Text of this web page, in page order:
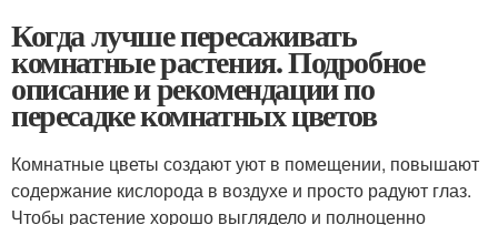
Когда лучше пересаживать
комнатные растения. Подробное
описание и рекомендации по
пересадке комнатных цветов
Комнатные цветы создают уют в помещении, повышают
содержание кислорода в воздухе и просто радуют глаз.
Чтобы растение хорошо выглядело и полноценно